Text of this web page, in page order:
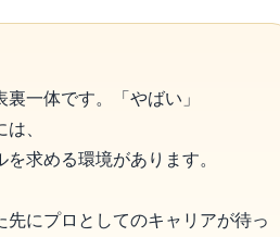
一体です。「やばい」
、
求める環境があります。
先にプロとしてのキャリアが待っ